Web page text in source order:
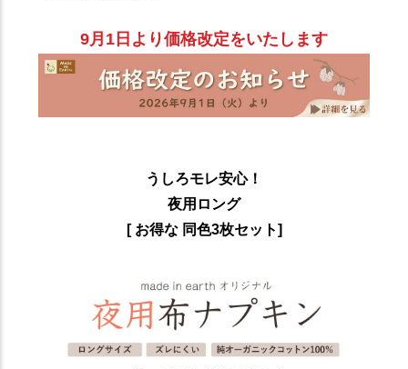
9月1日より価格改定をいたします
うしろモレ安心！
夜用ロング
[ お得な 同色3枚セット]